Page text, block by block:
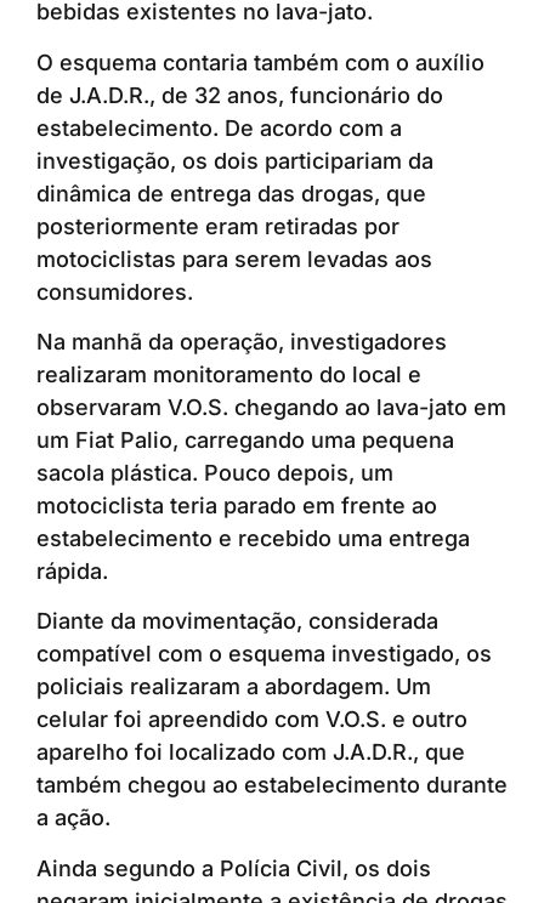
bebidas existentes no lava-jato.
O esquema contaria também com o auxílio
de J.A.D.R., de 32 anos, funcionário do
estabelecimento. De acordo com a
investigação, os dois participariam da
dinâmica de entrega das drogas, que
posteriormente eram retiradas por
motociclistas para serem levadas aos
consumidores.
Na manhã da operação, investigadores
realizaram monitoramento do local e
observaram V.O.S. chegando ao lava-jato em
um Fiat Palio, carregando uma pequena
sacola plástica. Pouco depois, um
motociclista teria parado em frente ao
estabelecimento e recebido uma entrega
rápida.
Diante da movimentação, considerada
compatível com o esquema investigado, os
policiais realizaram a abordagem. Um
celular foi apreendido com V.O.S. e outro
aparelho foi localizado com J.A.D.R., que
também chegou ao estabelecimento durante
a ação.
Ainda segundo a Polícia Civil, os dois